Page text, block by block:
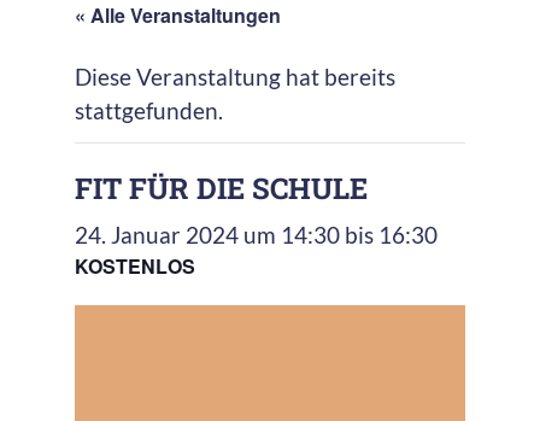
« Alle Veranstaltungen
Diese Veranstaltung hat bereits
stattgefunden.
FIT FÜR DIE SCHULE
24. Januar 2024 um 14:30 bis 16:30
KOSTENLOS